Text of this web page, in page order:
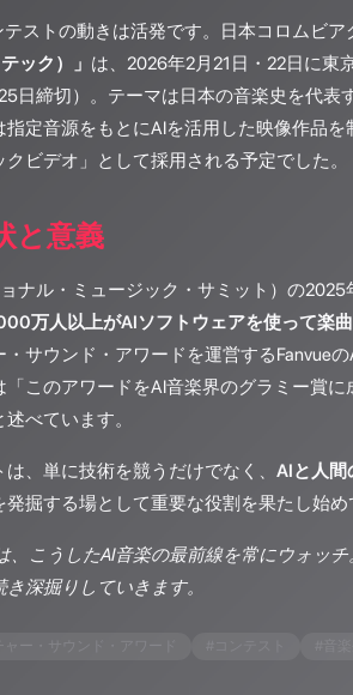
ストの動きは活発です。日本コロムビ
ック）」 は、2026年2月21日・22日に東
日締切）。テーマは日本の音楽史を代表
定音源をもとにAIを活用した映像作品
ビデオ」として採用される予定でした。
と意義
ナル・ミュージック・サミット）の
万人以上がAIソフトウェアを使って楽
・サウンド・アワードを運営するFanvue
「このアワードをAI音楽界のグラミー賞
べています。
、単に技術を競うだけでなく、 AIと人間
発掘する場として重要な役割を果たし始
、こうしたAI音楽の最前線を常にウォッ
深掘りしていきます。
ャー・サウンド・アワード